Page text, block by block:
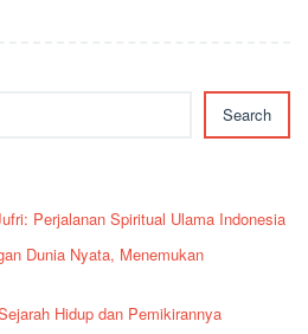
Search
Perjalanan Spiritual Ulama Indonesia
Dunia Nyata, Menemukan
Hidup dan Pemikirannya